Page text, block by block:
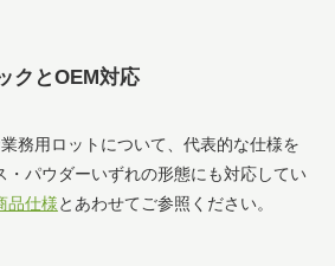
クとOEM対応
務用ロットについて、代表的な仕様を
・パウダーいずれの形態にも対応してい
品仕様とあわせてご参照ください。